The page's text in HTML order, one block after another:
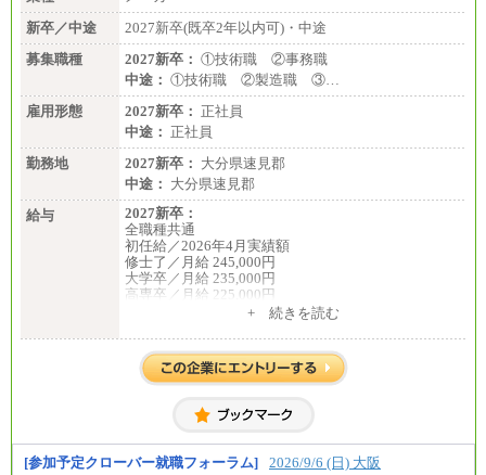
新卒／中途
2027新卒(既卒2年以内可)・中途
募集職種
2027新卒： ①技術職 ②事務職
中途： ①技術職 ②製造職 ③…
雇用形態
2027新卒： 正社員
中途： 正社員
勤務地
2027新卒： 大分県速見郡
中途： 大分県速見郡
給与
2027新卒：
全職種共通
初任給／2026年4月実績額
修士了／月給 245,000円
大学卒／月給 235,000円
高専卒／月給 225,000円
短大卒／月給 210,000円
※試用期間中も給与に変更はございません
※博士課程修了者は修士卒の金額を最低額とし、経
験・能力を考慮のうえ、当社規程に基づき決定いた
月給200,000円～350,000円
基本給は能力、過去の職歴を考慮の上、当社規定に
+ 続きを読む
[参加予定クローバー就職フォーラム] 2026/9/6 (日) 大阪